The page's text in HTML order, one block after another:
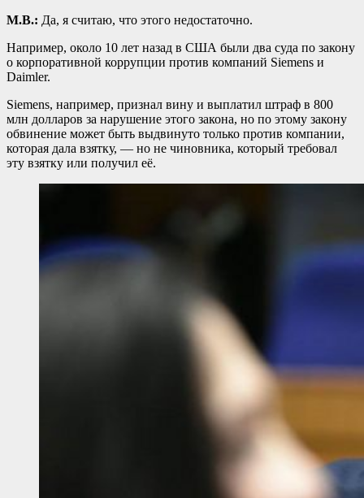
М.В.: Да, я считаю, что этого недостаточно.
Например, около 10 лет назад в США были два суда по закону
о корпоративной коррупции против компаний Siemens и
Daimler.
Siemens, например, признал вину и выплатил штраф в 800
млн долларов за нарушение этого закона, но по этому закону
обвинение может быть выдвинуто только против компании,
которая дала взятку, — но не чиновника, который требовал
эту взятку или получил её.